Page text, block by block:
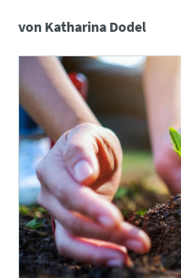
von Katharina Dodel